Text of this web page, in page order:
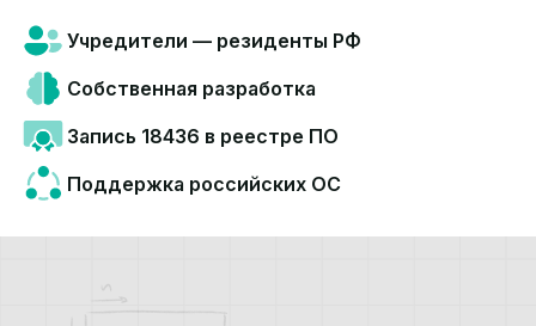
Учредители — резиденты РФ
Собственная разработка
Запись 18436 в реестре ПО
Поддержка российских ОС